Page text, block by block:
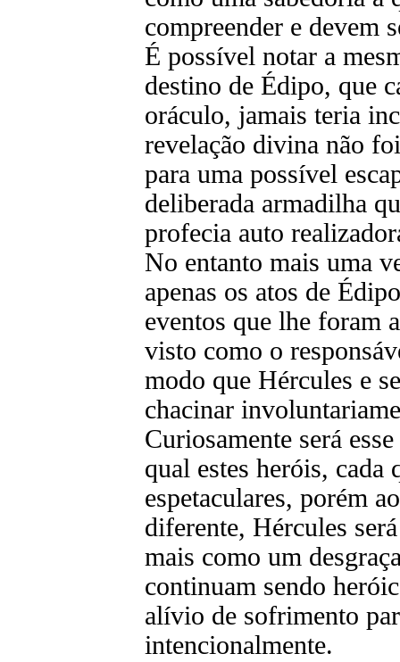
compreender e devem
É possível notar a
destino de Édipo, que
oráculo, jamais teria
revelação divina não
para uma possível
deliberada armadilha
profecia auto
No entanto mais uma
apenas os atos de
eventos que lhe foram
visto como o
modo que Hércules e
chacinar
Curiosamente será
qual estes heróis, cada
espetaculares, porém
diferente, Hércules
mais como um
continuam sendo
alívio de sofrimento
intencionalmente.